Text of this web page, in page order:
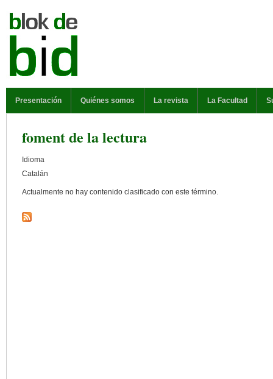
Presentación Quiénes somos La revista La Facultad
foment de la lectura
Idioma
Catalán
Actualmente no hay contenido clasificado con este término.